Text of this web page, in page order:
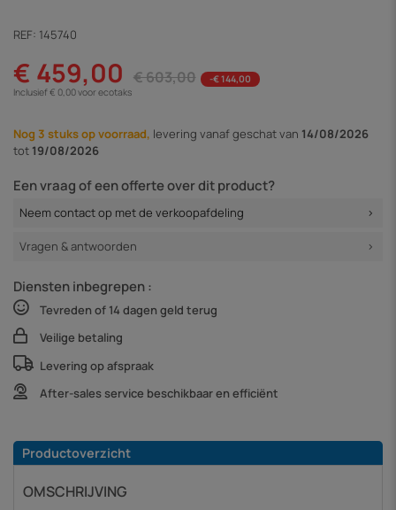
REF: 145740
€ 459,00 € 603,00
-€ 144,00
Inclusief € 0,00 voor ecotaks
Nog 3 stuks op voorraad, levering vanafgeschat van 14/08/2026
tot 19/08/2026
Een vraag of een offerte over dit product?
Neem contact op met de verkoopafdeling
Vragen & antwoorden
Diensten inbegrepen :
Tevreden of 14 dagen geld terug
Veilige betaling
Levering op afspraak
After-sales service beschikbaar en efficiënt
Productoverzicht
OMSCHRIJVING